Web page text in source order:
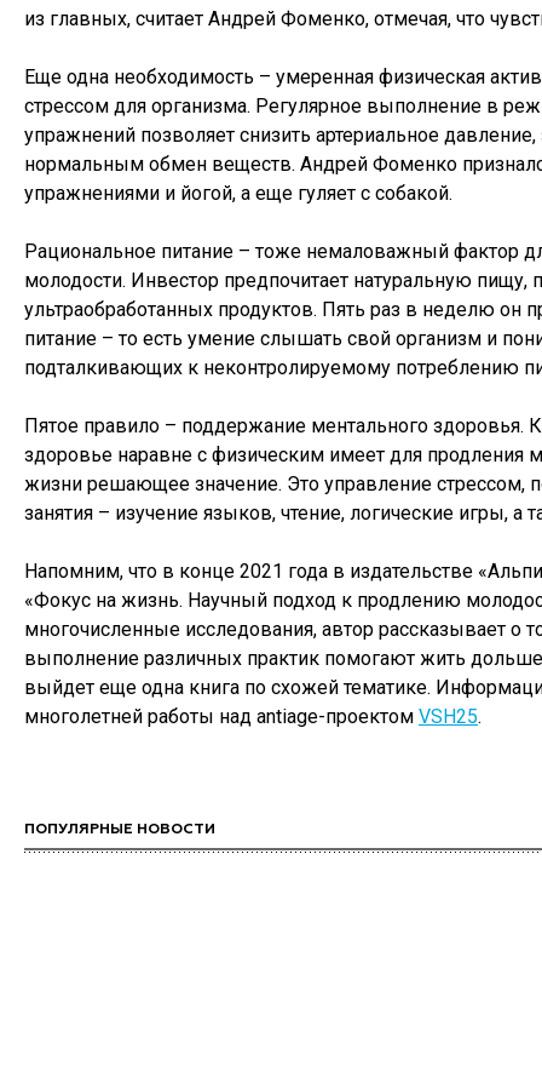
из главных, считает Андрей Фоменко, отмечая, что
Еще одна необходимость – умеренная физическая
стрессом для организма. Регулярное выполнение в
упражнений позволяет снизить артериальное
нормальным обмен веществ. Андрей Фоменко
упражнениями и йогой, а еще гуляет с собакой.
Рациональное питание – тоже немаловажный фактор
молодости. Инвестор предпочитает натуральную пищу,
ультраобработанных продуктов. Пять раз в неделю он
питание – то есть умение слышать свой организм и
подталкивающих к неконтролируемому потреблению
Пятое правило – поддержание ментального здоровья.
здоровье наравне с физическим имеет для продления
жизни решающее значение. Это управление стрессом,
занятия – изучение языков, чтение, логические игры, а
Напомним, что в конце 2021 года в издательстве
«Фокус на жизнь. Научный подход к продлению
многочисленные исследования, автор рассказывает о
выполнение различных практик помогают жить
выйдет еще одна книга по схожей тематике.
многолетней работы над antiage-проектом VSH25.
ПОПУЛЯРНЫЕ НОВОСТИ